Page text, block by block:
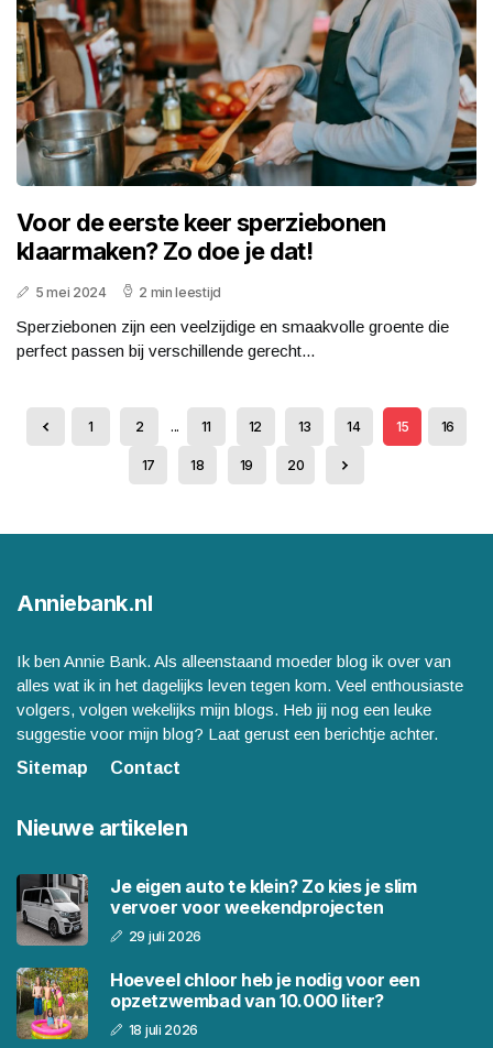
Voor de eerste keer sperziebonen
klaarmaken? Zo doe je dat!
5 mei 2024 2 min leestijd
Sperziebonen zijn een veelzijdige en smaakvolle groente die
perfect passen bij verschillende gerecht...
1 2 ... 11 12 13 14 15 16
17 18 19 20
Anniebank.nl
Ik ben Annie Bank. Als alleenstaand moeder blog ik over van
alles wat ik in het dagelijks leven tegen kom. Veel enthousiaste
volgers, volgen wekelijks mijn blogs. Heb jij nog een leuke
suggestie voor mijn blog? Laat gerust een berichtje achter.
Sitemap
Contact
Nieuwe artikelen
Je eigen auto te klein? Zo kies je slim
vervoer voor weekendprojecten
29 juli 2026
Hoeveel chloor heb je nodig voor een
opzetzwembad van 10.000 liter?
18 juli 2026